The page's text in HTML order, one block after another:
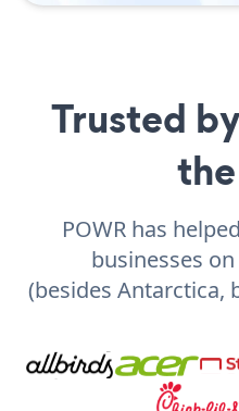
Trusted
POWR has
businesses
(besides Antarctica,